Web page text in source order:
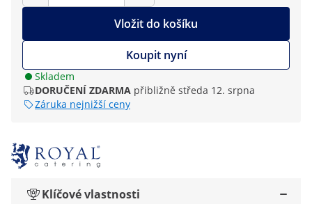
Vložit do košíku
Koupit nyní
Skladem
DORUČENÍ ZDARMA přibližně středa 12. srpna
Záruka nejnižší ceny
Klíčové vlastnosti